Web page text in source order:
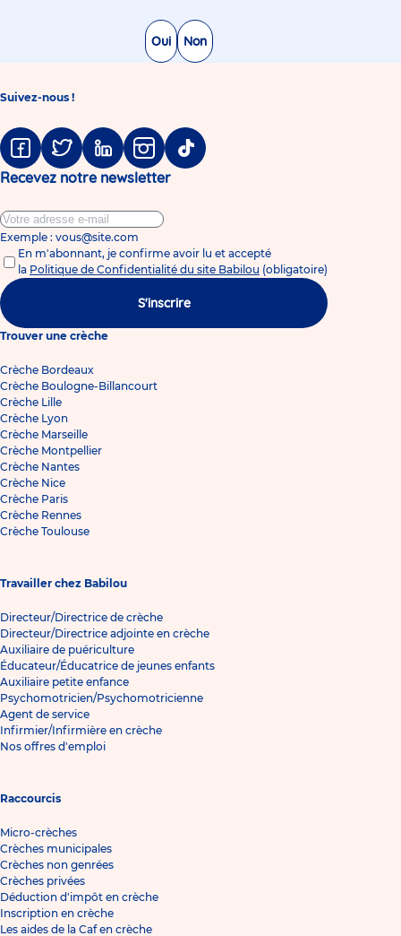
Non
Oui
Suivez-nous !
Facebook
TwitterLinkedinInstagram
Tiktok
Recevez notre newsletter
Exemple : vous@site.com
En m'abonnant, je confirme avoir lu et accepté
la Politique de Confidentialité du site Babilou (obligatoire)
S'inscrire
Trouver une crèche
Crèche Bordeaux
Crèche Boulogne-Billancourt
Crèche Lille
Crèche Lyon
Crèche Marseille
Crèche Montpellier
Crèche Nantes
Crèche Nice
Crèche Paris
Crèche Rennes
Crèche Toulouse
Travailler chez Babilou
Directeur/Directrice de crèche
Directeur/Directrice adjointe en crèche
Auxiliaire de puériculture
Éducateur/Éducatrice de jeunes enfants
Auxiliaire petite enfance
Psychomotricien/Psychomotricienne
Agent de service
Infirmier/Infirmière en crèche
Nos offres d'emploi
Raccourcis
Micro-crèches
Crèches municipales
Crèches non genrées
Crèches privées
Déduction d'impôt en crèche
Inscription en crèche
Les aides de la Caf en crèche